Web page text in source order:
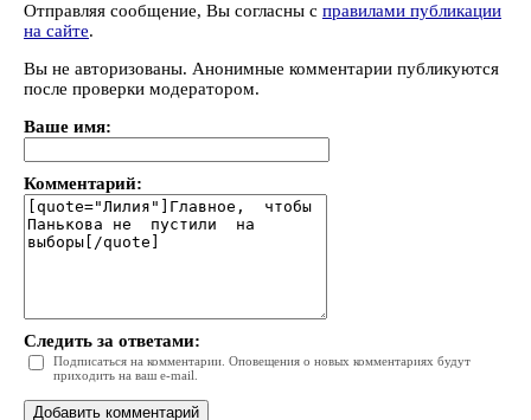
Отправляя сообщение, Вы согласны с правилами публикации
на сайте.
Вы не авторизованы. Анонимные комментарии публикуются
после проверки модератором.
Ваше имя:
Комментарий:
Следить за ответами:
Подписаться на комментарии. Оповещения о новых комментариях будут
приходить на ваш e-mail.